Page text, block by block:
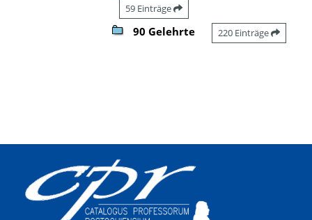
59 Einträge
90 Gelehrte 220 Einträge